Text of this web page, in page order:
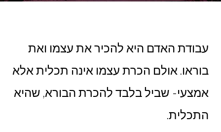
עבודת האדם היא להכיר את עצמו ואת
בוראו. אולם הכרת עצמו אינה תכלית אלא
אמצעי- שביל בלבד להכרת הבורא, שהיא
התכלית.